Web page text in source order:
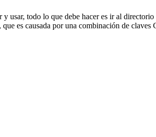
usar, todo lo que debe hacer es ir al
es causada por una combinación de